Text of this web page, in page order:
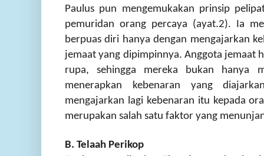
Paulus pun mengemukakan prinsip
pemuridan orang percaya (ayat.2). Ia
berpuas diri hanya dengan mengajarkan
jemaat yang dipimpinnya. Anggota jemaat
rupa, sehingga mereka bukan hanya
menerapkan kebenaran yang
mengajarkan lagi kebenaran itu kepada
merupakan salah satu faktor yang
B. Telaah Perikop